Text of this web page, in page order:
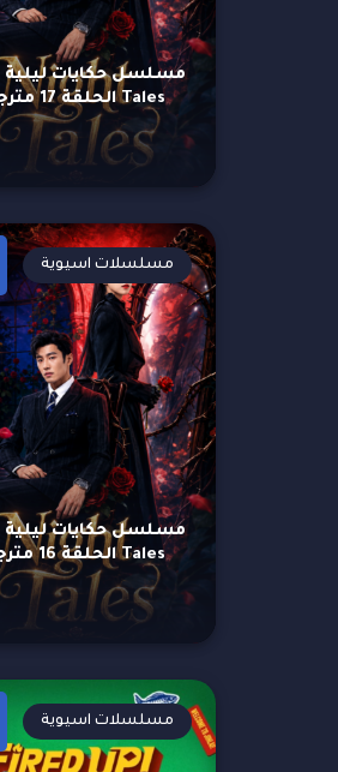
Tales الحلقة 17 مترجمة
Tales الحلقة 16 مترجمة
مسلسلات اسيوية
مسلسلات اسيوية